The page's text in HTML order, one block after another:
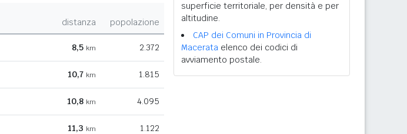
distanza popolazione
8,5 km 2.372
10,7 km 1.815
10,8 km 4.095
11,3 km 1.122
superficie territoriale, per densità e per
altitudine.
CAP dei Comuni in Provincia di
Macerata elenco dei codici di
avviamento postale.